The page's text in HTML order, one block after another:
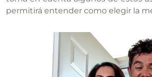
permitirá entender como elegir la